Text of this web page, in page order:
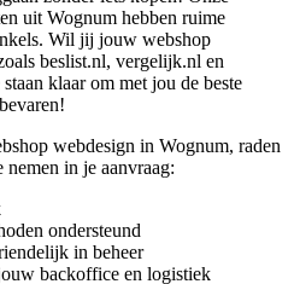
uit Wognum hebben ruime
Wil jij jouw webshop
beslist.nl, vergelijk.nl en
klaar om met jou de beste
webdesign in Wognum, raden
nemen in je aanvraag:
ondersteund
in beheer
backoffice en logistiek